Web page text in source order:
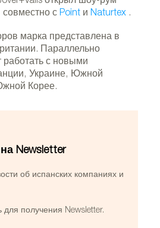
совместно сPoint иNaturtex .
марка представлена в
Параллельно
работать с новыми
Украине, Южной
Корее.
Newsletter
об испанских компаниях и
для получения Newsletter.